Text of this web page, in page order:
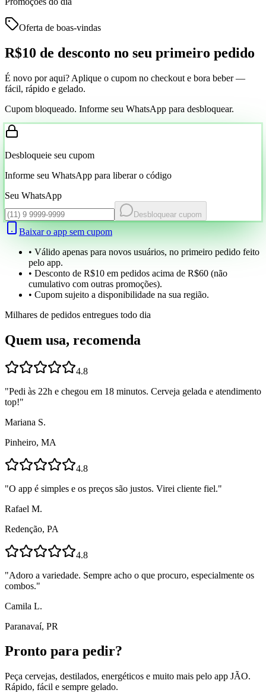
Oferta de boas-vindas
R$10 de desconto no seu primeiro pedido
É novo por aqui? Aplique o cupom no checkout e bora beber —
fácil, rápido e gelado.
Cupom bloqueado. Informe seu WhatsApp para desbloquear.
Desbloqueie seu cupom
Informe seu WhatsApp para liberar o código
Seu WhatsApp
Desbloquear cupom
Baixar o app sem cupom
• Válido apenas para novos usuários, no primeiro pedido feito
pelo app.
• Desconto de R$10 em pedidos acima de R$60 (não
cumulativo com outras promoções).
• Cupom sujeito a disponibilidade na sua região.
Milhares de pedidos entregues todo dia
Quem usa, recomenda
4.8
"Pedi às 22h e chegou em 18 minutos. Cerveja gelada e atendimento
top!"
Mariana S.
Pinheiro, MA
4.8
"O app é simples e os preços são justos. Virei cliente fiel."
Rafael M.
Redenção, PA
4.8
"Adoro a variedade. Sempre acho o que procuro, especialmente os
combos."
Camila L.
Paranavaí, PR
Pronto para pedir?
Peça cervejas, destilados, energéticos e muito mais pelo app JÃO.
Rápido, fácil e sempre gelado.